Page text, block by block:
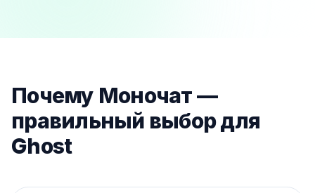
Почему Моночат —
правильный выбор для
Ghost